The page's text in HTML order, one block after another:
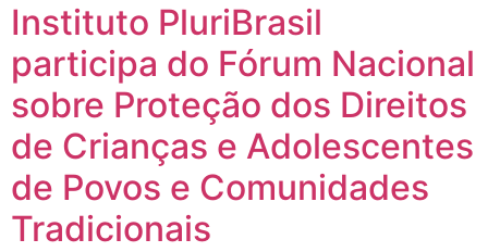
Instituto PluriBrasil
participa do Fórum Nacional
sobre Proteção dos Direitos
de Crianças e Adolescentes
de Povos e Comunidades
Tradicionais